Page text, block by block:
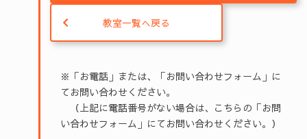
教室一覧へ戻る
※「お電話」または、「お問い合わせフォーム」に
てお問い合わせください。
（上記に電話番号がない場合は、こちらの「お問
い合わせフォーム」にてお問い合わせください。）